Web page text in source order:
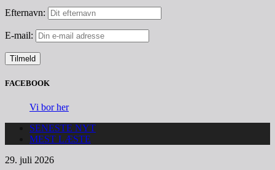
Efternavn:
E-mail:
FACEBOOK
Vi bor her
SENESTE NYT
MEST LÆSTE
29. juli 2026